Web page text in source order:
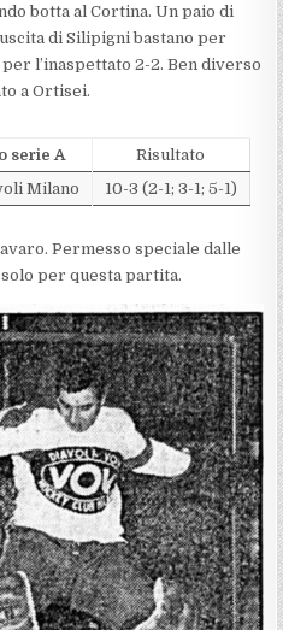
botta al Cortina. Un paio di
di Silipigni bastano per
l’inaspettato 2-2. Ben diverso
a Ortisei.
serie A
Risultato
Milano 10-3 (2-1; 3-1; 5-1)
Permesso speciale dalle
per questa partita.